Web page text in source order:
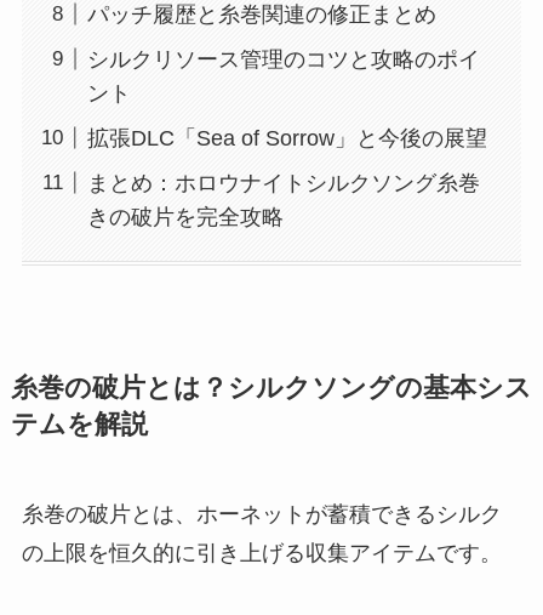
パッチ履歴と糸巻関連の修正まとめ
シルクリソース管理のコツと攻略のポイ
ント
拡張DLC「Sea of Sorrow」と今後の展望
まとめ：ホロウナイトシルクソング糸巻
きの破片を完全攻略
糸巻の破片とは？シルクソングの基本シス
テムを解説
糸巻の破片とは、ホーネットが蓄積できるシルク
の上限を恒久的に引き上げる収集アイテムです。